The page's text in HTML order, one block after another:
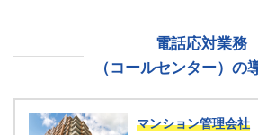
電話応対業務
（コールセンター）の
マンション管理会社